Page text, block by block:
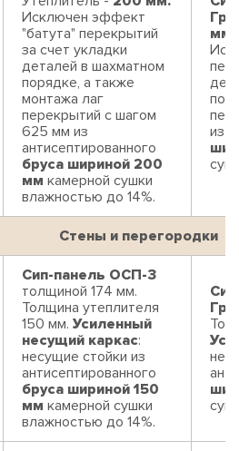
Исключен эффект
"батута" перекрытий
за счет укладки
деталей в шахматном
порядке, а также
монтажа лаг
перекрытий с шагом
625 мм из
антисептированного
бруса шириной 200
мм камерной сушки
влажностью до 14%.
мм.
из
Стены и перегородки
Сип-панель ОСП-3
толщиной 174 мм.
Толщина утеплителя
150 мм. Усиленный
несущий каркас:
несущие стойки из
антисептированного
бруса шириной 150
мм камерной сушки
влажностью до 14%.